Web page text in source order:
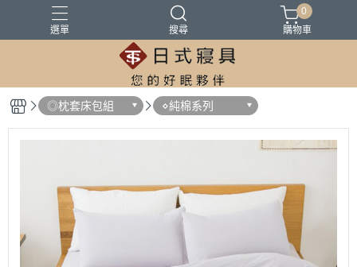
選單 搜尋
100%精梳棉 100%萊爾賽天絲 床墊 涼被
0
購物車
◎枕套床包組 ⋄純棉系列